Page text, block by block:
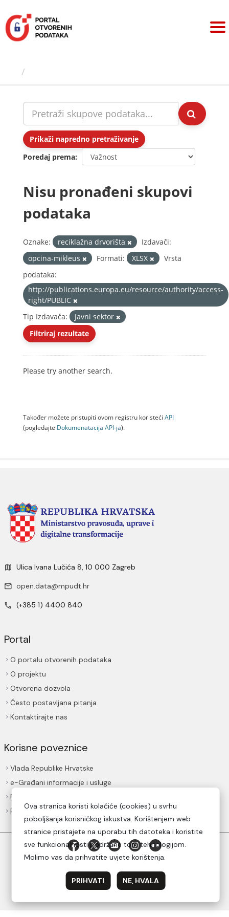
sadržaj
Prikaži napredno pretraživanje
Poredaj prema
Nisu pronađeni skupovi
podataka
Oznake: reciklažna drvorišta
Izdavači:
opcina-mikleus
Formati: XLSX
Vrsta
podataka:
http://publications.europa.eu/resource/authority/access-
right/PUBLIC
Tip Izdavača:
Javni sektor
Filtriraj rezultate
Please try another search.
Također možete pristupiti ovom registru koristeći API
(pogledajte Dokumenаtаcijа API-jа).